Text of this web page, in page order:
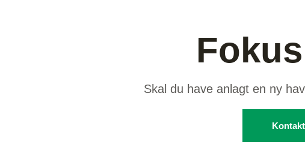
Skal du have anlagt en ny